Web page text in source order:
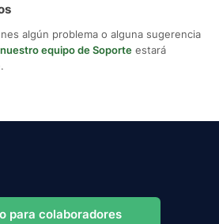
algún problema o alguna sugerencia
nuestro equipo de Soporte estará
para colaboradores